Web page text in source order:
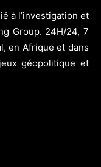
à l’investigation et
Group. 24H/24, 7
en Afrique et dans
géopolitique et